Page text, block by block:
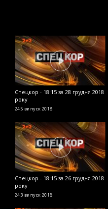
Спецкор - 18:15 за 28 грудня 2018
року
245 випуск 2018
Спецкор - 18:15 за 26 грудня 2018
року
243 випуск 2018